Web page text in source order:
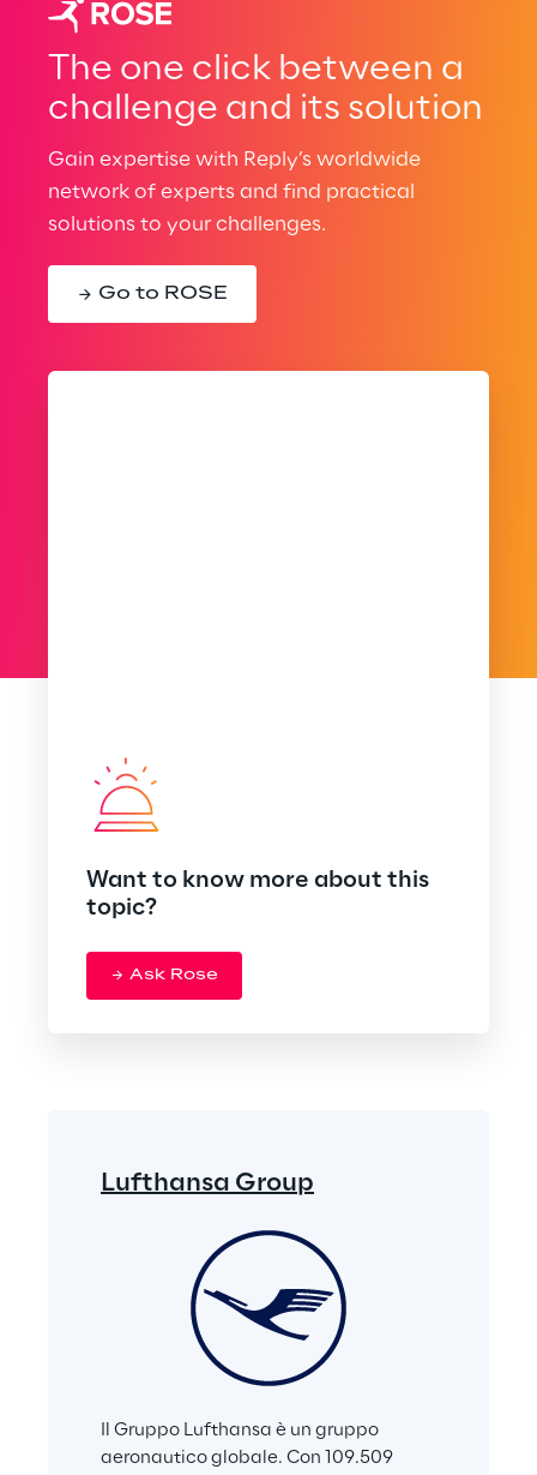
The one click between a
challenge and its solution
Gain expertise with Reply’s worldwide
network of experts and find practical
solutions to your challenges.
Go to ROSE
Want to know more about this
topic?
Ask Rose
Lufthansa Group
Il Gruppo Lufthansa è un gruppo
aeronautico globale. Con 109.509